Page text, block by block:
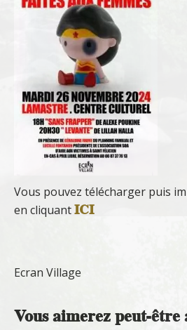
Vous pouvez télécharger puis
en cliquantICI
Ecran Village
Vous aimerez peut-être